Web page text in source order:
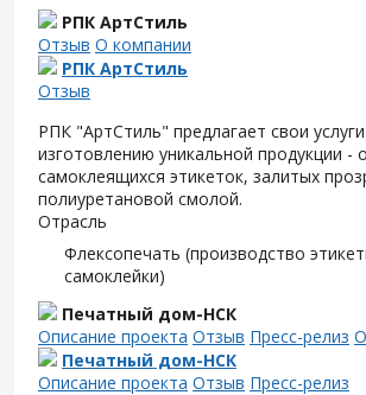
РПК АртСтиль
Отзыв О компании
РПК АртСтиль
Отзыв
РПК "АртСтиль" предлагает свои
изготовлению уникальной продукции -
самоклеящихся этикеток, залитых
полиуретановой смолой.
Отрасль
Флексопечать (производство
самоклейки)
Печатный дом-НСК
Описание проекта Отзыв Пресс-релиз
Печатный дом-НСК
Описание проекта Отзыв Пресс-релиз